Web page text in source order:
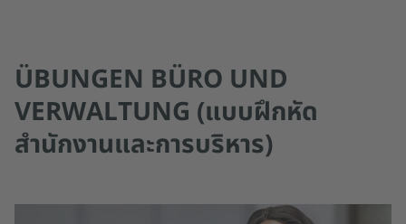
ÜBUNGEN BÜRO UND
VERWALTUNG (แบบฝึกหัด
สำนักงานและการบริหาร)